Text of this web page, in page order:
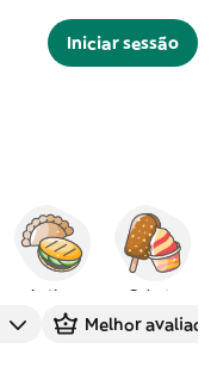
Iniciar sessão
Latina Gelado
Melhor